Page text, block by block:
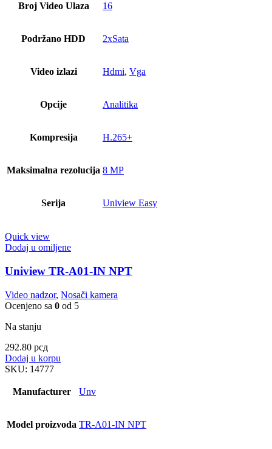
Broj Video Ulaza 16
Podržano HDD 2xSata
Video izlazi Hdmi, Vga
Opcije Analitika
Kompresija H.265+
Maksimalna rezolucija 8 MP
Serija Uniview Easy
Quick view
Dodaj u omiljene
Uniview TR-A01-IN NPT
Video nadzor, Nosači kamera
Ocenjeno sa 0 od 5
Na stanju
292.80 рсд
Dodaj u korpu
SKU: 14777
Manufacturer Unv
Model proizvoda TR-A01-IN NPT